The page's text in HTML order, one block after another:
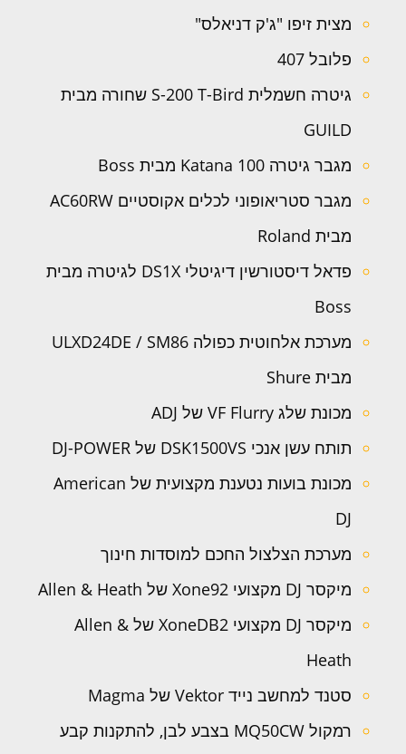
מצית זיפו "ג'ק דניאלס"
פלובל 407
גיטרה חשמלית S-200 T-Bird שחורה מבית
GUILD
מגבר גיטרה Katana 100 מבית Boss
מגבר סטריאופוני לכלים אקוסטיים AC60RW
מבית Roland
פדאל דיסטורשין דיגיטלי DS1X לגיטרה מבית
Boss
מערכת אלחוטית כפולה ULXD24DE / SM86
מבית Shure
מכונת שלג VF Flurry של ADJ
תותח עשן אנכי DSK1500VS של DJ-POWER
מכונת בועות נטענת מקצועית של American
DJ
מערכת הצלצול החכם למוסדות חינוך
מיקסר DJ מקצועי Xone92 של Allen & Heath
מיקסר DJ מקצועי XoneDB2 של Allen &
Heath
סטנד למחשב נייד Vektor של Magma
רמקול MQ50CW בצבע לבן, להתקנות קבע